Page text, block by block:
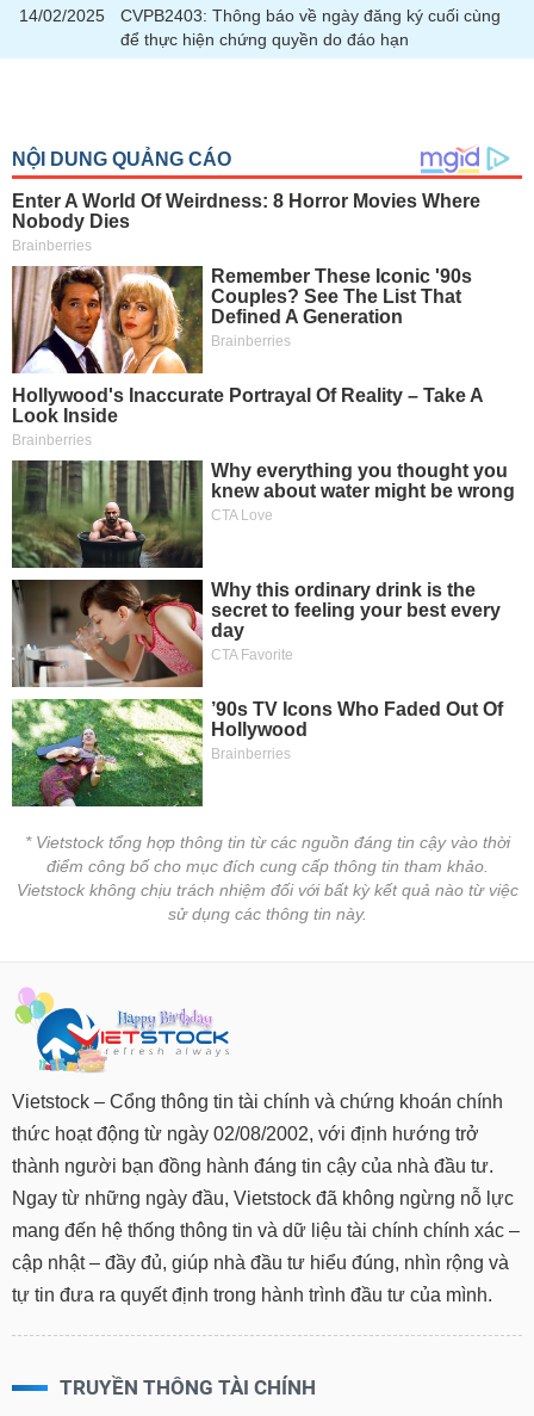
14/02/2025
CVPB2403: Thông báo về ngày đăng ký cuối cùng
để thực hiện chứng quyền do đáo hạn
* Vietstock tổng hợp thông tin từ các nguồn đáng tin cậy vào thời
điểm công bố cho mục đích cung cấp thông tin tham khảo.
Vietstock không chịu trách nhiệm đối với bất kỳ kết quả nào từ việc
sử dụng các thông tin này.
Vietstock – Cổng thông tin tài chính và chứng khoán chính
thức hoạt động từ ngày 02/08/2002, với định hướng trở
thành người bạn đồng hành đáng tin cậy của nhà đầu tư.
Ngay từ những ngày đầu, Vietstock đã không ngừng nỗ lực
mang đến hệ thống thông tin và dữ liệu tài chính chính xác –
cập nhật – đầy đủ, giúp nhà đầu tư hiểu đúng, nhìn rộng và
tự tin đưa ra quyết định trong hành trình đầu tư của mình.
TRUYỀN THÔNG TÀI CHÍNH
đầu
tư
Truyền
thông
tài
chính
Dữ
liệu
tài
chính